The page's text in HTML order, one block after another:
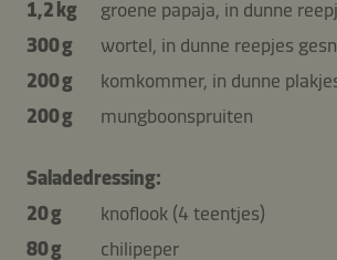
1,2 kg
groene papaja, in dunne
300 g
wortel, in dunne reepjes
200 g
komkommer, in dunne
200 g
mungboonspruiten
Saladedressing:
20 g
knoflook (4 teentjes)
80 g
chilipeper